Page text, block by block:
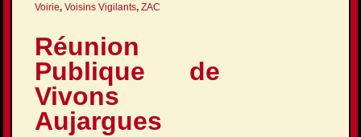
Voirie, Voisins Vigilants, ZAC
Réunion
Publique de
Vivons
Aujargues